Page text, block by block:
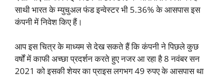
साथी भारत के म्युचुअल फंड इन्वेस्टर भी 5.36% के आसपास इस
कंपनी में निवेश किए हैं।
आप इस चित्र के माध्यम से देख सकते हैं कि कंपनी ने पिछले कुछ
वर्षों में काफी अच्छा प्रदर्शन करते हुए नजर आ रहा है 8 नवंबर सन
2021 को इसकी शेयर का प्राइस लगभग 49 रुपए के आसपास था